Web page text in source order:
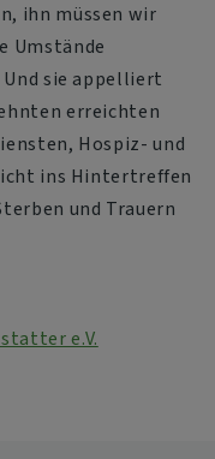
ihn müssen wir
Umstände
sie appelliert
erreichten
Hospiz- und
ins Hintertreffen
und Trauern
e.V.